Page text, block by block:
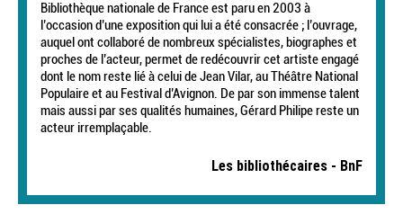
Bibliothèque nationale de France est paru en 2003 à
l’occasion d’une exposition qui lui a été consacrée ; l’ouvrage,
auquel ont collaboré de nombreux spécialistes, biographes et
proches de l’acteur, permet de redécouvrir cet artiste engagé
dont le nom reste lié à celui de Jean Vilar, au Théâtre National
Populaire et au Festival d’Avignon. De par son immense talent
mais aussi par ses qualités humaines, Gérard Philipe reste un
acteur irremplaçable.
Les bibliothécaires - BnF